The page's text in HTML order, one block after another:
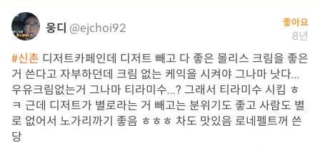
웅디 @ejchoi92 좋아요
8년
#신촌 디저트카페인데 디저트 빼고 다 좋은 몰리스 크림을 좋은
거 쓴다고 자부하던데 크림 없는 케익을 시켜야 그나마 낫다...
우유크림없는거 그나마 티라미수...? 그래서 티라미수 시킴 ㅎ
ㅋ 근데 디저트가 별로라는 거 빼고는 분위기도 좋고 사람도 별
로 없어서 노가리까기 좋음 ㅎㅎㅎ 차도 맛있음 로네펠트꺼 쓴
당